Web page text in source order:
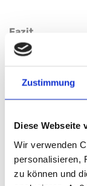
Zustimmung
Diese Webseite
Wir verwenden
personalisieren,
zu können und
Fazit
Regelmäßige
Anhänger
empfohlenen
FAQ –
für